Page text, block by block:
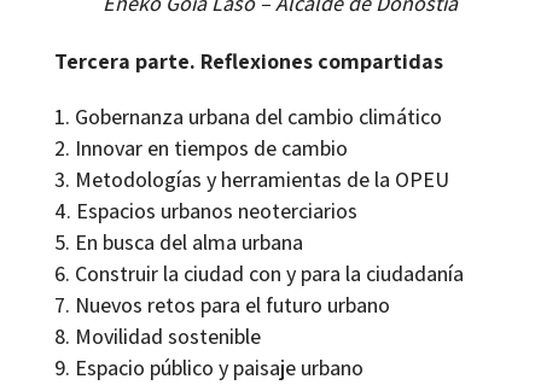
Tercera parte. Reflexiones compartidas
Gobernanza urbana del cambio climático
Innovar en tiempos de cambio
Metodologías y herramientas de la OPEU
Espacios urbanos neoterciarios
En busca del alma urbana
Construir la ciudad con y para la ciudadanía
Nuevos retos para el futuro urbano
Movilidad sostenible
Espacio público y paisaje urbano